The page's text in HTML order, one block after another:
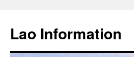
contenu
Lao Information